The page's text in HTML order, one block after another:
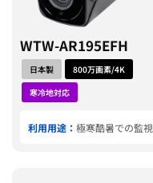
WTW-AR195EFH
日本製
800万画素/4K
寒冷地対応
利用用途： 極寒酷暑での監視